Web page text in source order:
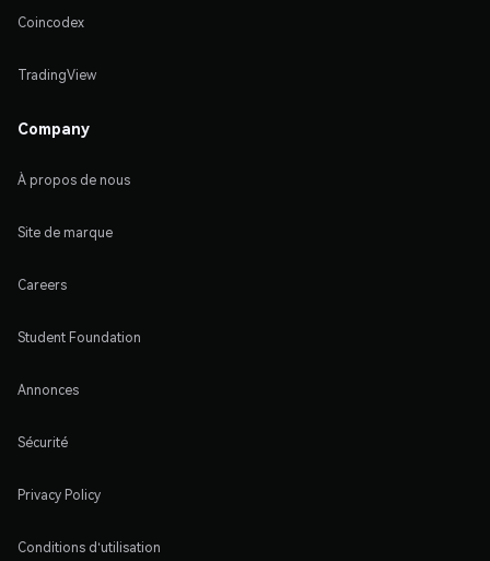
Coincodex
TradingView
Company
À propos de nous
Site de marque
Careers
Student Foundation
Annonces
Sécurité
Privacy Policy
Conditions d'utilisation